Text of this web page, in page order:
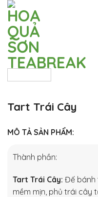
Skip
content
Tart Trái Cây
MÔ TẢ SẢN PHẨM:
Thành phần:
Tart Trái Cây: Đế bánh
mềm mịn, phủ trái cây